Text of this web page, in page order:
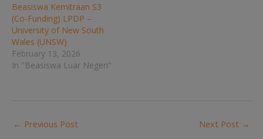
Beasiswa Kemitraan S3
(Co-Funding) LPDP –
University of New South
Wales (UNSW)
February 13, 2026
In "Beasiswa Luar Negeri"
← Previous Post Next Post →